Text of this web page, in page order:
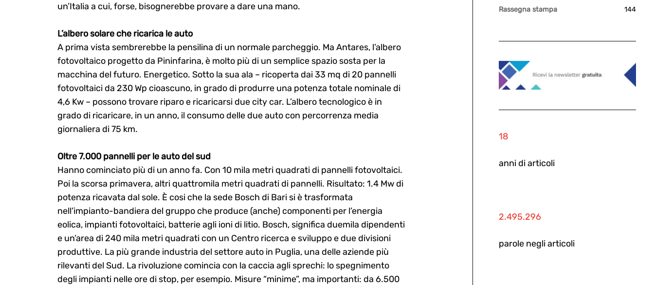
un’Italia a cui, forse, bisognerebbe provare a dare una mano.
L’albero solare che ricarica le auto
A prima vista sembrerebbe la pensilina di un normale parcheggio. Ma Antares, l’albero
fotovoltaico progetto da Pininfarina, è molto più di un semplice spazio sosta per la
macchina del futuro. Energetico. Sotto la sua ala – ricoperta dai 33 mq di 20 pannelli
fotovoltaici da 230 Wp cioascuno, in grado di produrre una potenza totale nominale di
4,6 Kw – possono trovare riparo e ricaricarsi due city car. L’albero tecnologico è in
grado di ricaricare, in un anno, il consumo delle due auto con percorrenza media
giornaliera di 75 km.
Oltre 7.000 pannelli per le auto del sud
Hanno cominciato più di un anno fa. Con 10 mila metri quadrati di pannelli fotovoltaici.
Poi la scorsa primavera, altri quattromila metri quadrati di pannelli. Risultato: 1.4 Mw di
potenza ricavata dal sole. È cosi che la sede Bosch di Bari si è trasformata
nell’impianto-bandiera del gruppo che produce (anche) componenti per l’energia
eolica, impianti fotovoltaici, batterie agli ioni di litio. Bosch, significa duemila dipendenti
e un’area di 240 mila metri quadrati con un Centro ricerca e sviluppo e due divisioni
produttive. La più grande industria del settore auto in Puglia, una delle aziende più
rilevanti del Sud. La rivoluzione comincia con la caccia agli sprechi: lo spegnimento
degli impianti nelle ore di stop, per esempio. Misure “minime”, ma importanti: da 6.500
Rassegna stampa 144
18
anni di articoli
2.495.296
parole negli articoli